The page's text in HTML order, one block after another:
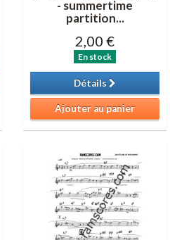
- summertime
partition...
2,00 €
En stock
Détails
Ajouter au panier